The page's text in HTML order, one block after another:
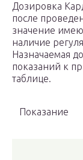
Дозировка
после
значение
наличие
Назначаемая
показаний к
таблице.
Показание